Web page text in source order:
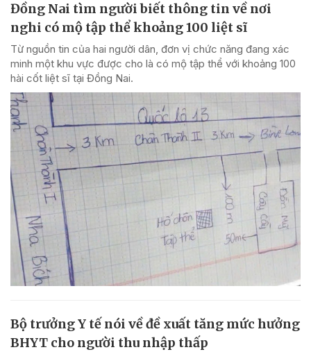
Đồng Nai tìm người biết thông tin về nơi
nghi có mộ tập thể khoảng 100 liệt sĩ
Từ nguồn tin của hai người dân, đơn vị chức năng đang xác
minh một khu vực được cho là có mộ tập thể với khoảng 100
hài cốt liệt sĩ tại Đồng Nai.
Bộ trưởng Y tế nói về đề xuất tăng mức hưởng
BHYT cho người thu nhập thấp